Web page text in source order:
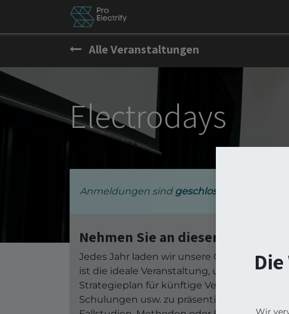
Alle Veranstaltungen
Electrodays
Anmeldungen sind geschlossen
Nehmen Sie an dieser 24-
Jedes Jahr laden wir unsere Community,
ist die ideale Veranstaltung, um
Strategieplan für künftige Versionen, die
Schulungen usw. zu präsentieren. Diese
Wir